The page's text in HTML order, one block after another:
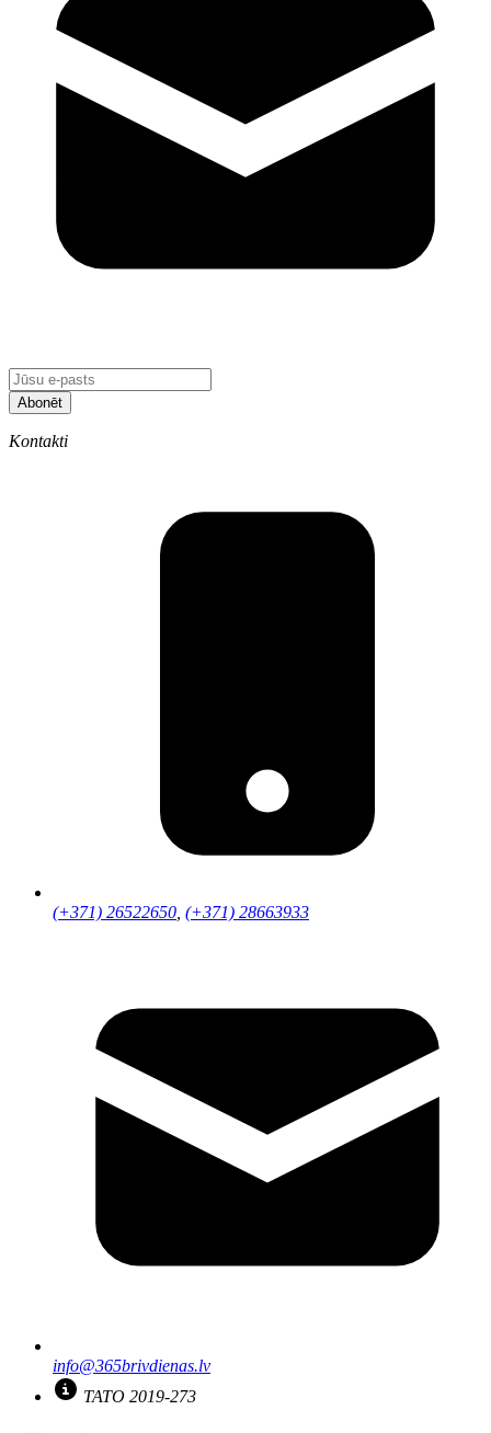
Abonēt
Kontakti
(+371) 26522650, (+371) 28663933
info@365brivdienas.lv
TATO 2019-273